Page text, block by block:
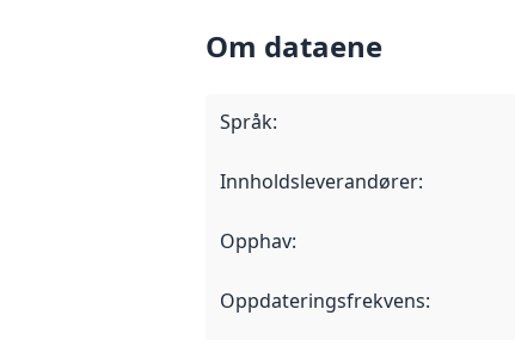
Om dataene
Språk:
Innholdsleverandører:
Opphav:
Oppdateringsfrekvens: